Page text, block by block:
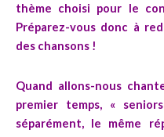
thème choisi pour le
Préparez-vous donc à
des chansons !
Quand allons-nous
premier temps, «
séparément, le même